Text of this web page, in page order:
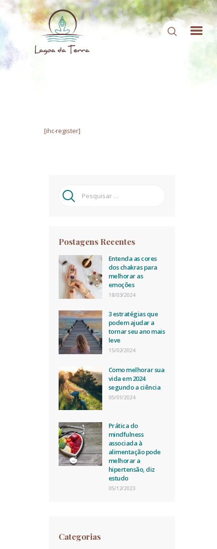
CONTATO
[ihc-register]
Pesquisar
por:
Postagens Recentes
Entenda as cores
dos chakras para
melhorar as
emoções
18/03/2024
3 estratégias que
podem ajudar a
tornar seu ano mais
leve
15/02/2024
Como melhorar sua
vida em 2024
segundo a ciência
05/01/2024
Prática do
mindfulness
associada à
alimentação pode
melhorar a
hipertensão, diz
estudo
05/12/2023
Categorias